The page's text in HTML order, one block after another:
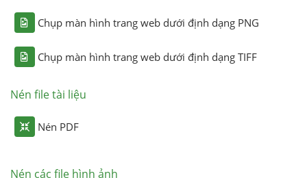
Chụp màn hình trang web dưới định dạng PNG
Chụp màn hình trang web dưới định dạng TIFF
Nén file tài liệu
Nén PDF
Nén các file hình ảnh